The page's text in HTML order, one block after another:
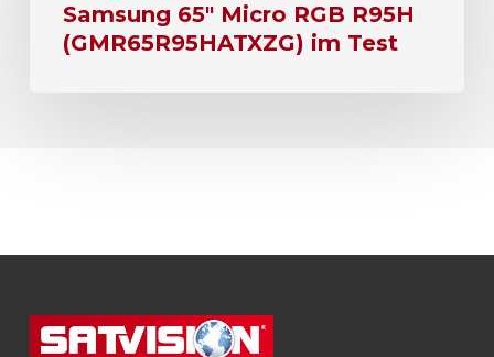
Samsung 65″ Micro RGB R95H
(GMR65R95HATXZG) im Test